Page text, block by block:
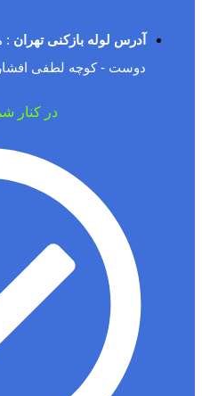
آدرس لوله بازکنی تهران :
دوست - کوچه لطفی افشار -
در کنار